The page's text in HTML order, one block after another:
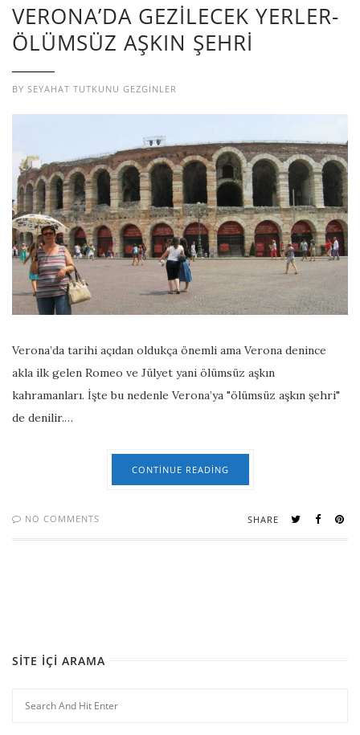
VERONA’DA GEZİLECEK YERLER-
ÖLÜMSÜZ AŞKIN ŞEHRİ
BY SEYAHAT TUTKUNU GEZGINLER
Verona’da tarihi açıdan oldukça önemli ama Verona denince
akla ilk gelen Romeo ve Jülyet yani ölümsüz aşkın
kahramanları. İşte bu nedenle Verona’ya "ölümsüz aşkın şehri"
de denilir.…
CONTINUE READING
NO COMMENTS SHARE
SITE İÇI ARAMA